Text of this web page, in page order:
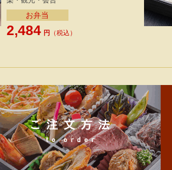
お弁当
2,484 円 （税込）